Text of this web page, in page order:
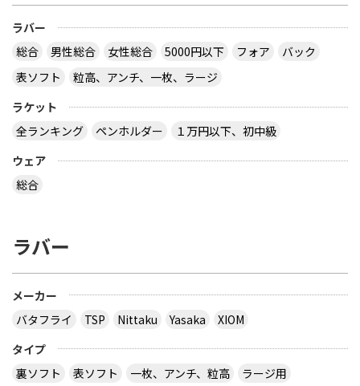
ラバー
総合
男性総合 女性総合 5000円以下 フォア
バック
表ソフト
粒高、アンチ、一枚、ラージ
ラケット
全ランキング
ペンホルダー
１万円以下、初中級
ウェア
総合
ラバー
メーカー
バタフライ
TSP Nittaku Yasaka
XIOM
タイプ
裏ソフト
表ソフト 一枚、アンチ、粒高 ラージ用